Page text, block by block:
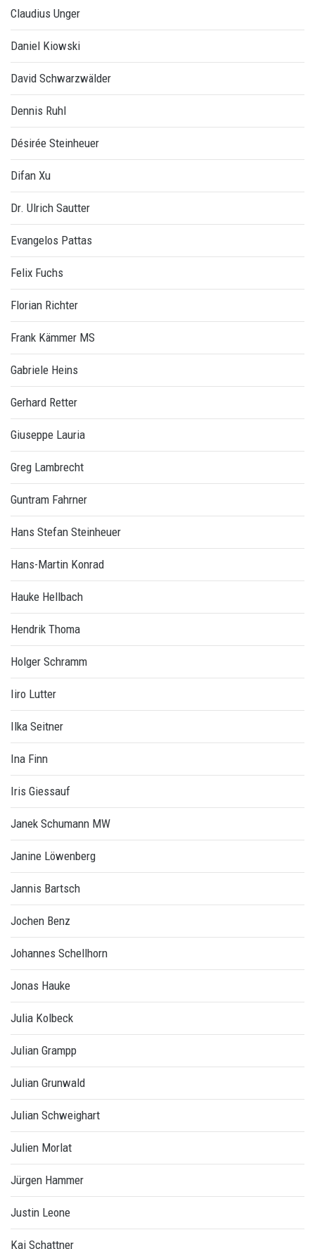
Claudius Unger
Daniel Kiowski
David Schwarzwälder
Dennis Ruhl
Désirée Steinheuer
Difan Xu
Dr. Ulrich Sautter
Evangelos Pattas
Felix Fuchs
Florian Richter
Frank Kämmer MS
Gabriele Heins
Gerhard Retter
Giuseppe Lauria
Greg Lambrecht
Guntram Fahrner
Hans Stefan Steinheuer
Hans-Martin Konrad
Hauke Hellbach
Hendrik Thoma
Holger Schramm
Iiro Lutter
Ilka Seitner
Ina Finn
Iris Giessauf
Janek Schumann MW
Janine Löwenberg
Jannis Bartsch
Jochen Benz
Johannes Schellhorn
Jonas Hauke
Julia Kolbeck
Julian Grampp
Julian Grunwald
Julian Schweighart
Julien Morlat
Jürgen Hammer
Justin Leone
Kai Schattner